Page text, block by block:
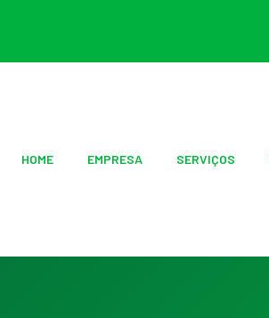
HOME EMPRESA SERVIÇOS